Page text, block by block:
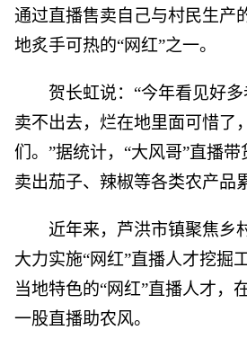
通过直播售卖自己与村民生产
地炙手可热的“网红”之一。
贺长虹说：“今年看见好
卖不出去，烂在地里面可惜了
们。”据统计，“大风哥”直播
卖出茄子、辣椒等各类农产品
近年来，芦洪市镇聚焦乡
大力实施“网红”直播人才挖掘
当地特色的“网红”直播人才，
一股直播助农风。